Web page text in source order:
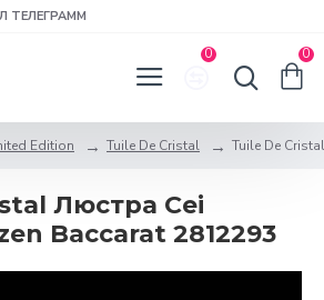
ТЕЛЕГРАММ
0 0
Edition Tuile De Cristal Tuile De
Люстра Cei
Baccarat 2812293